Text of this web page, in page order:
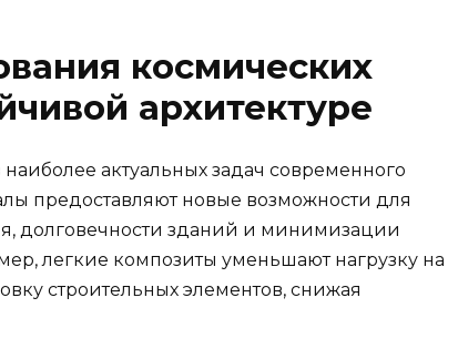
космических
архитектуре
актуальных задач современного
предоставляют новые возможности для
долговечности зданий и минимизации
легкие композиты уменьшают нагрузку на
строительных элементов, снижая